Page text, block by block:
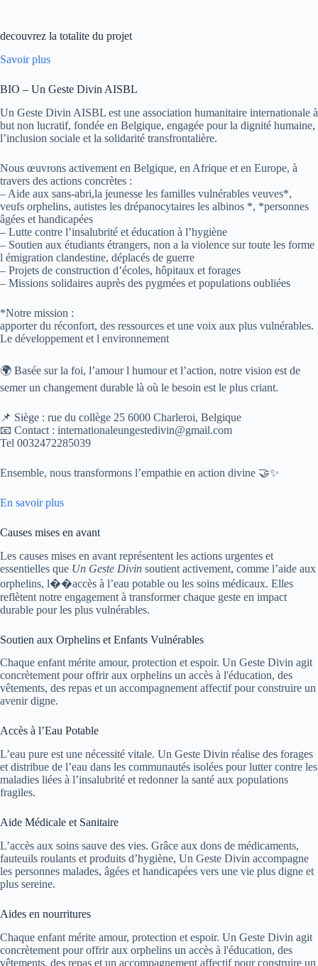
decouvrez la totalite du projet
Savoir plus
BIO – Un Geste Divin AISBL
Un Geste Divin AISBL est une association humanitaire internationale à
but non lucratif, fondée en Belgique, engagée pour la dignité humaine,
l’inclusion sociale et la solidarité transfrontalière.
Nous œuvrons activement en Belgique, en Afrique et en Europe, à
travers des actions concrètes :
– Aide aux sans-abri,la jeunesse les familles vulnérables veuves*,
veufs orphelins, autistes les drépanocytaires les albinos *, *personnes
âgées et handicapées
– Lutte contre l’insalubrité et éducation à l’hygiène
– Soutien aux étudiants étrangers, non a la violence sur toute les forme
l émigration clandestine, déplacés de guerre
– Projets de construction d’écoles, hôpitaux et forages
– Missions solidaires auprès des pygmées et populations oubliées
*Notre mission :
apporter du réconfort, des ressources et une voix aux plus vulnérables.
Le développement et l environnement
🌍 Basée sur la foi, l’amour l humour et l’action, notre vision est de
semer un changement durable là où le besoin est le plus criant.
📌 Siège : rue du collège 25 6000 Charleroi, Belgique
📧 Contact : internationaleungestedivin@gmail.com
Tel 0032472285039
Ensemble, nous transformons l’empathie en action divine 🤝✨
En savoir plus
Causes mises en avant
Les causes mises en avant représentent les actions urgentes et
essentielles que Un Geste Divin soutient activement, comme l’aide aux
orphelins, l��accès à l’eau potable ou les soins médicaux. Elles
reflètent notre engagement à transformer chaque geste en impact
durable pour les plus vulnérables.
Soutien aux Orphelins et Enfants Vulnérables
Chaque enfant mérite amour, protection et espoir. Un Geste Divin agit
concrètement pour offrir aux orphelins un accès à l'éducation, des
vêtements, des repas et un accompagnement affectif pour construire un
avenir digne.
Accès à l’Eau Potable
L’eau pure est une nécessité vitale. Un Geste Divin réalise des forages
et distribue de l’eau dans les communautés isolées pour lutter contre les
maladies liées à l’insalubrité et redonner la santé aux populations
fragiles.
Aide Médicale et Sanitaire
L’accès aux soins sauve des vies. Grâce aux dons de médicaments,
fauteuils roulants et produits d’hygiène, Un Geste Divin accompagne
les personnes malades, âgées et handicapées vers une vie plus digne et
plus sereine.
Aides en nourritures
Chaque enfant mérite amour, protection et espoir. Un Geste Divin agit
concrètement pour offrir aux orphelins un accès à l'éducation, des
vêtements, des repas et un accompagnement affectif pour construire un